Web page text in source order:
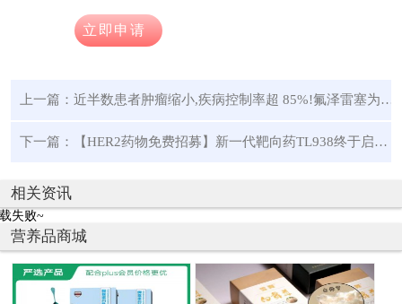
立即申请
上一篇： 近半数患者肿瘤缩小,疾病控制率超 85%!氟泽雷塞为肠癌患者点亮长生存希望
下一篇： 【HER2药物免费招募】新一代靶向药TL938终于启动临床,现正在招募结直肠癌患者!
相关资讯
失败~
营养品商城